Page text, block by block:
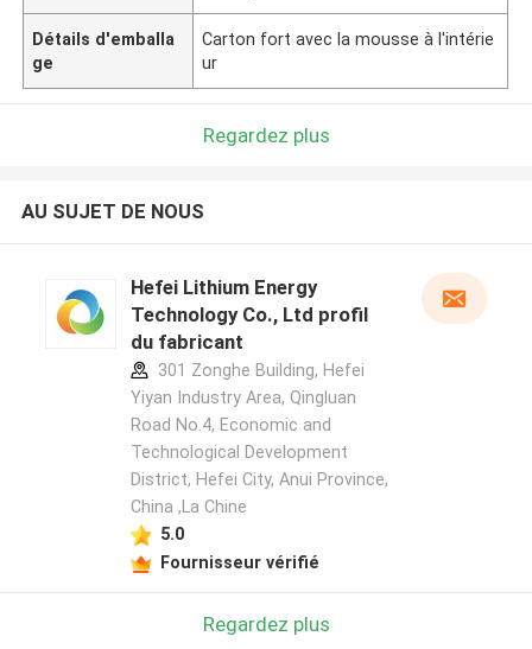
Détails d'emballa
ge
Carton fort avec la mousse à l'intérie
ur
Regardez plus
AU SUJET DE NOUS
Hefei Lithium Energy
Technology Co., Ltd profil
du fabricant
301 Zonghe Building, Hefei
Yiyan Industry Area, Qingluan
Road No.4, Economic and
Technological Development
District, Hefei City, Anui Province,
China ,La Chine
5.0
Fournisseur vérifié
Regardez plus